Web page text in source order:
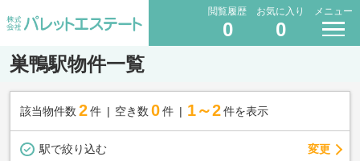
閲覧履歴
0
お気に入り
0
メニュー
巣鴨駅物件一覧
該当物件数 2件 空き数 0 件 1～2 件を表示
駅で絞り込む 変更